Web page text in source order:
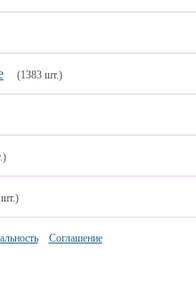
(1383 шт.)
Соглашение